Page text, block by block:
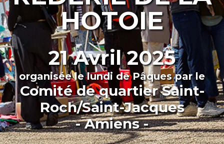
HOTOIE
21 Avril 2025
organisée le lundi de Pâques par le
Comité de quartier Saint-
Roch/Saint-Jacques
- Amiens -